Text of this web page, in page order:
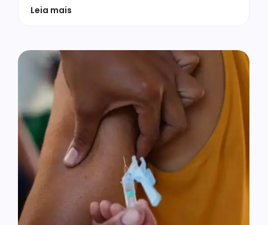
Leia mais